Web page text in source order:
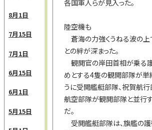
8月1日
7月15日
7月1日
6月15日
6月1日
5月15日
各国軍人らが見入った。
陸空機も
蒼海の力強くうねる波の上
との絆が深まった。
観閲官の岸田首相が乗る護
めとする4隻の観閲部隊が単
うに受閲艦艇部隊、祝賀航
航空部隊が観閲部隊と並行
だ。
受閲艦艇部隊は、旗艦の護